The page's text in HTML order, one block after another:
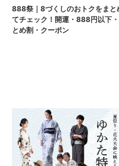
888祭｜8づくしのおトクをまと
てチェック！開運・888円以下
とめ割・クーポン